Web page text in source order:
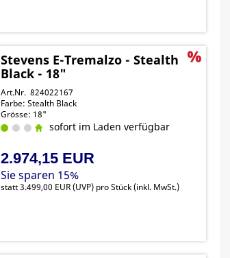
Stevens E-Tremalzo - Stealth
Black - 18"
Art.Nr. 824022167
Farbe: Stealth Black
Grösse: 18"
sofort im Laden verfügbar
2.974,15 EUR
Sie sparen 15%
statt3.499,00 EUR(UVP) pro Stück (inkl. MwSt.)